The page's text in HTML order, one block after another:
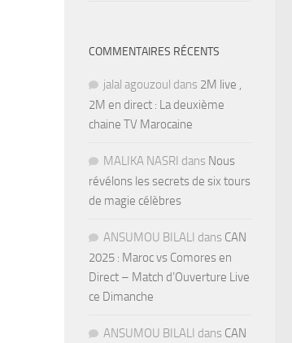
COMMENTAIRES RÉCENTS
jalal agouzoul dans 2M live ,
2M en direct : La deuxième
chaine TV Marocaine
MALIKA NASRI dans Nous
révélons les secrets de six tours
de magie célèbres
ANSUMOU BILALI dans CAN
2025 : Maroc vs Comores en
Direct – Match d’Ouverture Live
ce Dimanche
ANSUMOU BILALI dans CAN